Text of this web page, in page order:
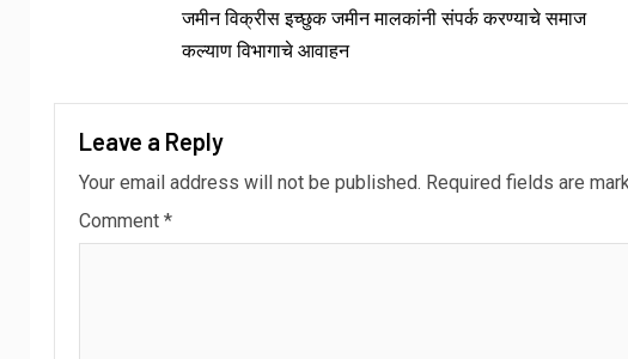
जमीन विक्रीस इच्छुक जमीन मालकांनी संपर्क करण्याचे समाज
कल्याण विभागाचे आवाहन
Leave a Reply
Your email address will not be published. Required fields are
Comment *